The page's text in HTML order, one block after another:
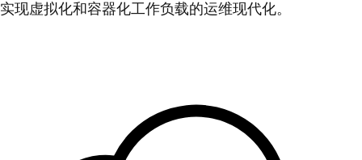
实现虚拟化和容器化工作负载的运维现代化。